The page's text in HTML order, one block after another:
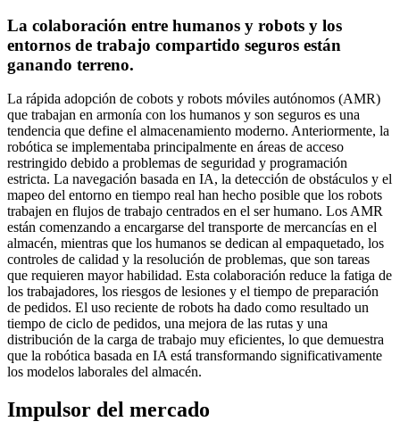
La colaboración entre humanos y robots y los
entornos de trabajo compartido seguros están
ganando terreno.
La rápida adopción de cobots y robots móviles autónomos (AMR)
que trabajan en armonía con los humanos y son seguros es una
tendencia que define el almacenamiento moderno. Anteriormente, la
robótica se implementaba principalmente en áreas de acceso
restringido debido a problemas de seguridad y programación
estricta. La navegación basada en IA, la detección de obstáculos y el
mapeo del entorno en tiempo real han hecho posible que los robots
trabajen en flujos de trabajo centrados en el ser humano. Los AMR
están comenzando a encargarse del transporte de mercancías en el
almacén, mientras que los humanos se dedican al empaquetado, los
controles de calidad y la resolución de problemas, que son tareas
que requieren mayor habilidad. Esta colaboración reduce la fatiga de
los trabajadores, los riesgos de lesiones y el tiempo de preparación
de pedidos. El uso reciente de robots ha dado como resultado un
tiempo de ciclo de pedidos, una mejora de las rutas y una
distribución de la carga de trabajo muy eficientes, lo que demuestra
que la robótica basada en IA está transformando significativamente
los modelos laborales del almacén.
Impulsor del mercado